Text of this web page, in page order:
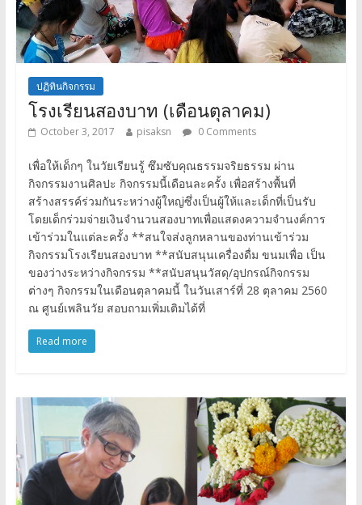
ปฏิทินกิจกรรม
โรงเรียนสองบาท (เดือนตุลาคม)
October 3, 2017 pisaksn 0 Comments
เพื่อให้เด็กๆ ในวัยเรียนรู้ ซึมซับคุณธรรมจริยธรรม ผ่าน
กิจกรรมงานศิลปะ กิจกรรมนี้เดือนละครั้ง เพื่อสร้างพื้นที่
สร้างสรรค์ร่วมกันระหว่างผู้ใหญ่ซึ่งเป็นผู้ให้และเด็กที่เป็นรับ
โดยเด็กร่วมจ่ายเงินจำนวนสองบาทเพื่อแสดงความจำนงค์การ
เข้าร่วมในแต่ละครั้ง **สนใจส่งลูกหลานของท่านเข้าร่วม
กิจกรรมโรงเรียนสองบาท **สนับสนุนเครื่องดื่ม ขนมเพื่อ เป็น
ของว่างระหว่างกิจกรรม **สนับสนุนวัสดุ/อุปกรณ์กิจกรรม
ต่างๆ กิจกรรมในเดือนตุลาคมนี้ ในวันเสาร์ที่ 28 ตุลาคม 2560
ณ ศูนย์เพลินวัย สอบถามเพิ่มเติมได้ที่
Read more